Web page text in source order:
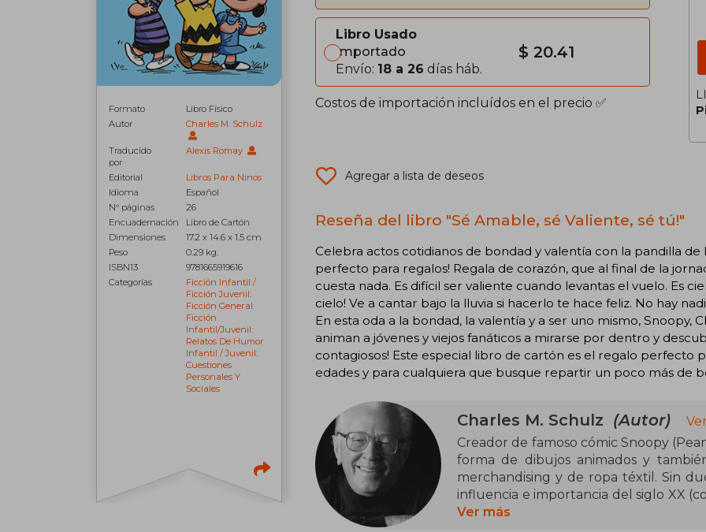
Formato
Libro Físico
Autor
Charles M. Schulz
Traducido
por
Alexis Romay
Editorial
Libros Para Ninos
Idioma
Español
N° páginas
26
Encuadernación
Libro de Cartón
Dimensiones
17.2 x 14.6 x 1.5 cm
Peso
0.29 kg.
ISBN13
9781665919616
Categorías
Ficción Infantil /
Ficción Juvenil:
Ficción General
Ficción
Infantil/juvenil:
Relatos De Humor
Infantil / Juvenil:
Cuestiones
Personales Y
Sociales
Libro Usado
Importado
Envío: 18 a 26 días háb.
$ 20.41
Costos de importación incluídos en el precio ✅
Agregar a lista de deseos
Reseña del libro "Sé Amable, sé Valiente, sé tú!"
Celebra actos cotidianos de bondad y valentía con la pandilla
perfecto para regalos! Regala de corazón, que al final de la
cuesta nada. Es difícil ser valiente cuando levantas el vuelo. Es
cielo! Ve a cantar bajo la lluvia si hacerlo te hace feliz. No hay
En esta oda a la bondad, la valentía y a ser uno mismo, Snoopy,
animan a jóvenes y viejos fanáticos a mirarse por dentro y
contagiosos! Este especial libro de cartón es el regalo perfecto
edades y para cualquiera que busque repartir un poco más de
Charles M. Schulz (Autor)
Creador de famoso cómic Snoopy
forma de dibujos animados y
merchandising y de ropa téxtil. Sin duda, Snoopy es la tira cómica con mayor
influencia e importancia del siglo XX
fama lo ha llevado a ser incluso la
Ver más